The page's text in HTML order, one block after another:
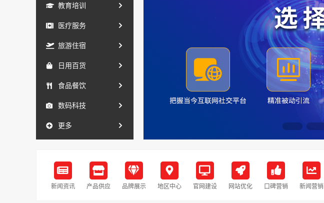
教育培训
医疗服务
旅游住宿
日用百货
食品餐饮
数码科技
更多
新闻资讯 产品供应 品牌展示 地区中心 官网建设 网站优化 口碑营销 新闻营销